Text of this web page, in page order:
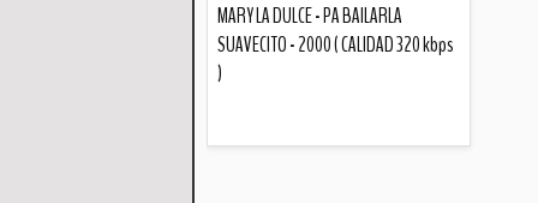
MARY LA DULCE - PA BAILARLA
SUAVECITO - 2000 ( CALIDAD 320 kbps
)